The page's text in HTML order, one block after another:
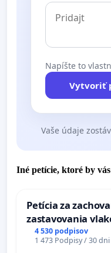
Napíšte to
Vytvoriť
Vaše údaje
Iné petície, ktoré by
Petícia za
zastavovania
Expres (Ex)
stanici Púchov
4 530 podpisov
1 473 Podpisy / 30 dni